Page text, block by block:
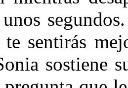
unos
te sentirás
sostiene